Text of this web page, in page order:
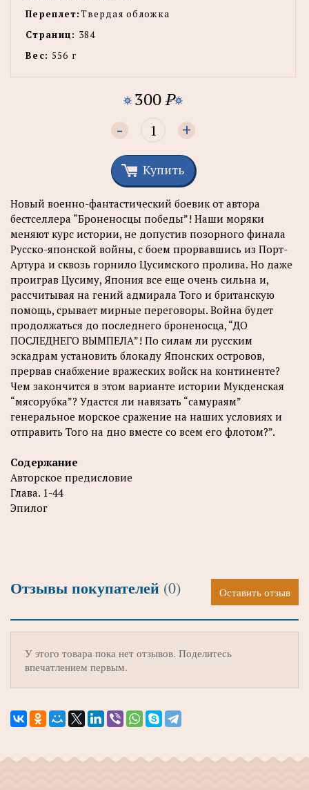
Переплет:Твердая обложка
Страниц: 384
Вес: 556 г
300P
- +
Купить
Новый военно-фантастический боевик от автора
бестселлера “Броненосцы победы”! Наши моряки
меняют курс истории, не допустив позорного финала
Русско-японской войны, с боем прорвавшись из Порт-
Артура и сквозь горнило Цусимского пролива. Но даже
проиграв Цусиму, Япония все еще очень сильна и,
рассчитывая на гений адмирала Того и британскую
помощь, срывает мирные переговоры. Война будет
продолжаться до последнего броненосца, “ДО
ПОСЛЕДНЕГО ВЫМПЕЛА”! По силам ли русским
эскадрам установить блокаду Японских островов,
прервав снабжение вражеских войск на континенте?
Чем закончится в этом варианте истории Мукденская
“мясорубка”? Удастся ли навязать “самураям”
генеральное морское сражение на наших условиях и
отправить Того на дно вместе со всем его флотом?”.
Содержание
Авторское предисловие
Глава. 1-44
Эпилог
Отзывы покупателей (0) Оставить отзыв
У этого товара пока нет отзывов. Поделитесь
впечатлением первым.